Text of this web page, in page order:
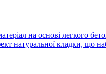
на основі легкого
натуральної кладки, що